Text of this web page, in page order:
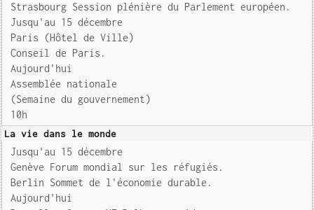
Strasbourg Session plénière du Parlement européen.
Jusqu'au 15 décembre
Paris (Hôtel de Ville)
Conseil de Paris.
Aujourd'hui
Assemblée nationale
(Semaine du gouvernement)
10h
La vie dans le monde
Jusqu'au 15 décembre
Genève Forum mondial sur les réfugiés.
Berlin Sommet de l'économie durable.
Aujourd'hui